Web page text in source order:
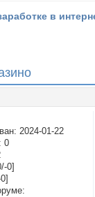
в
: 2024-01-22
0
0]